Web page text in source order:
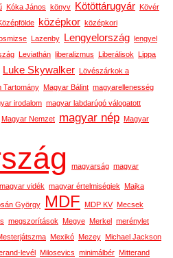
Kóka János könyv Kötöttárugyár Kövér
középkor középkori
Lazenby Lengyelország lengyel
Leviathán liberalizmus Liberálisok Lippa
Luke Skywalker Lövészárkok a
Tartomány Magyar Bálint magyarellenesség
irodalom magyar labdarúgó válogatott
Magyar Nemzet magyar nép Magyar
magyarság magyar
magyar vidék magyar értelmiségiek Majka
György MDF MDP KV Mecsek
megszorítások Megye Merkel merénylet
Mexikó Mezey Michael Jackson
levél Milosevics minimálbér Mitterand